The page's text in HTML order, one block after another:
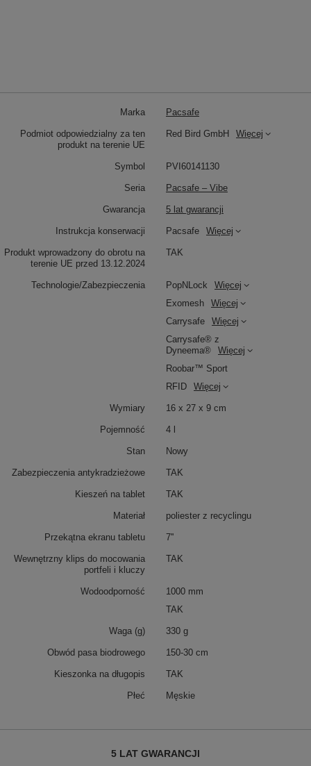
Marka Pacsafe
Podmiot odpowiedzialny za ten
produkt na terenie UE
Red Bird GmbH Więcej
Symbol PVI60141130
Seria Pacsafe – Vibe
Gwarancja 5 lat gwarancji
Instrukcja konserwacji Pacsafe Więcej
Produkt wprowadzony do obrotu na
terenie UE przed 13.12.2024
TAK
Technologie/Zabezpieczenia PopNLock
Więcej
Exomesh
Więcej
Carrysafe
Więcej
Carrysafe® z
Dyneema®
Więcej
Roobar™ Sport
RFID
Więcej
Wymiary 16 x 27 x 9 cm
Pojemność 4 l
Stan Nowy
Zabezpieczenia antykradzieżowe TAK
Kieszeń na tablet TAK
Materiał poliester z recyclingu
Przekątna ekranu tabletu 7''
Wewnętrzny klips do mocowania
portfeli i kluczy
TAK
Wodoodporność
1000 mm
TAK
Waga (g) 330 g
Obwód pasa biodrowego 150-30 cm
Kieszonka na długopis TAK
Płeć Męskie
5 LAT GWARANCJI